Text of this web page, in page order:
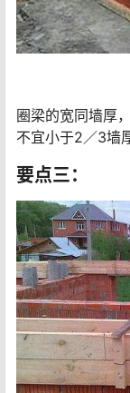
圈梁的宽同墙厚
不宜小于2／3墙
要点三：